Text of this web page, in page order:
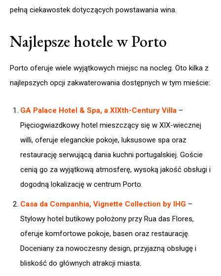
pełną ciekawostek dotyczących powstawania wina.
Najlepsze hotele w Porto
Porto oferuje wiele wyjątkowych miejsc na nocleg. Oto kilka z
najlepszych opcji zakwaterowania dostępnych w tym mieście:
GA Palace Hotel & Spa, a XIXth-Century Villa –
Pięciogwiazdkowy hotel mieszczący się w XIX-wiecznej
willi, oferuje eleganckie pokoje, luksusowe spa oraz
restaurację serwującą dania kuchni portugalskiej. Goście
cenią go za wyjątkową atmosferę, wysoką jakość obsługi i
dogodną lokalizację w centrum Porto.​
Casa da Companhia, Vignette Collection by IHG –
Stylowy hotel butikowy położony przy Rua das Flores,
oferuje komfortowe pokoje, basen oraz restaurację.
Doceniany za nowoczesny design, przyjazną obsługę i
bliskość do głównych atrakcji miasta.​